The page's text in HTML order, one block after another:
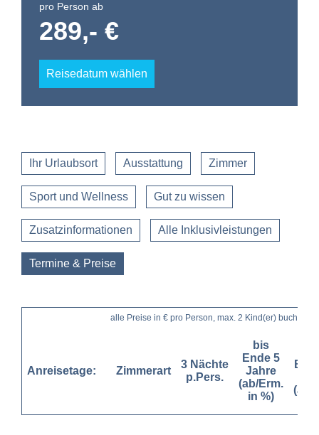
pro Person ab
289,- €
Reisedatum wählen
Ihr Urlaubsort Ausstattung Zimmer
Sport und Wellness Gut zu wissen
Zusatzinformationen Alle Inklusivleistungen
Termine & Preise
alle Preise in € pro Person, max. 2 Kind(er) buchbar
Anreisetage: Zimmerart
3 Nächte
p.Pers.
bis
Ende 5
Jahre
(ab/Erm.
in %)
(ab/